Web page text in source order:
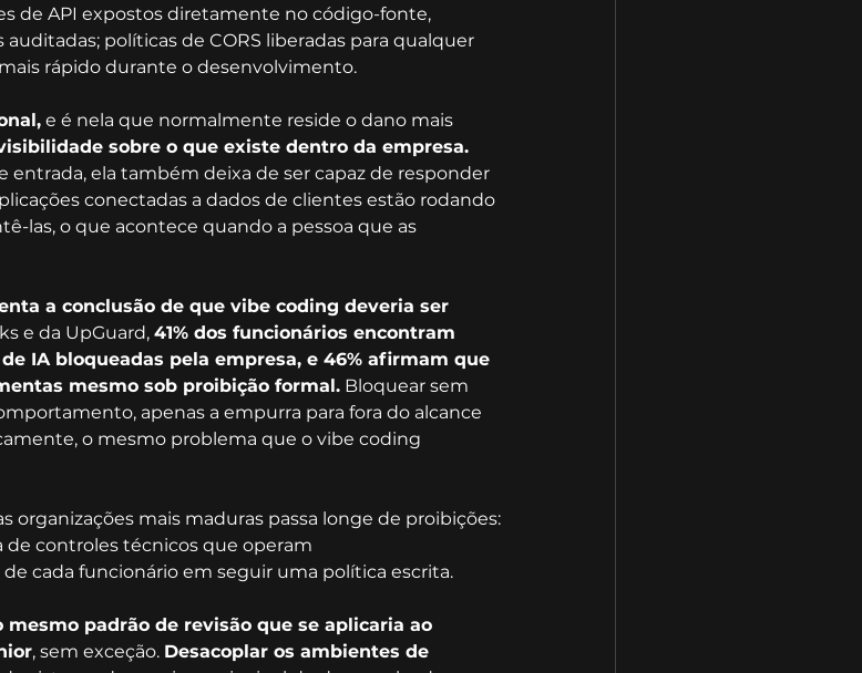
de API expostos diretamente no código-fonte,
políticas de CORS liberadas para qualquer
rápido durante o desenvolvimento.
e é nela que normalmente reside o dano mais
sobre o que existe dentro da empresa.
entrada, ela também deixa de ser capaz de responder
conectadas a dados de clientes estão rodando
las, o que acontece quando a pessoa que as
a conclusão de que vibe coding deveria ser
e da UpGuard, 41% dos funcionários encontram
IA bloqueadas pela empresa, e 46% afirmam que
mesmo sob proibição formal. Bloquear sem
apenas a empurra para fora do alcance
o mesmo problema que o vibe coding
organizações mais maduras passa longe de proibições:
controles técnicos que operam
cada funcionário em seguir uma política escrita.
padrão de revisão que se aplicaria ao
, sem exceção. Desacoplar os ambientes de